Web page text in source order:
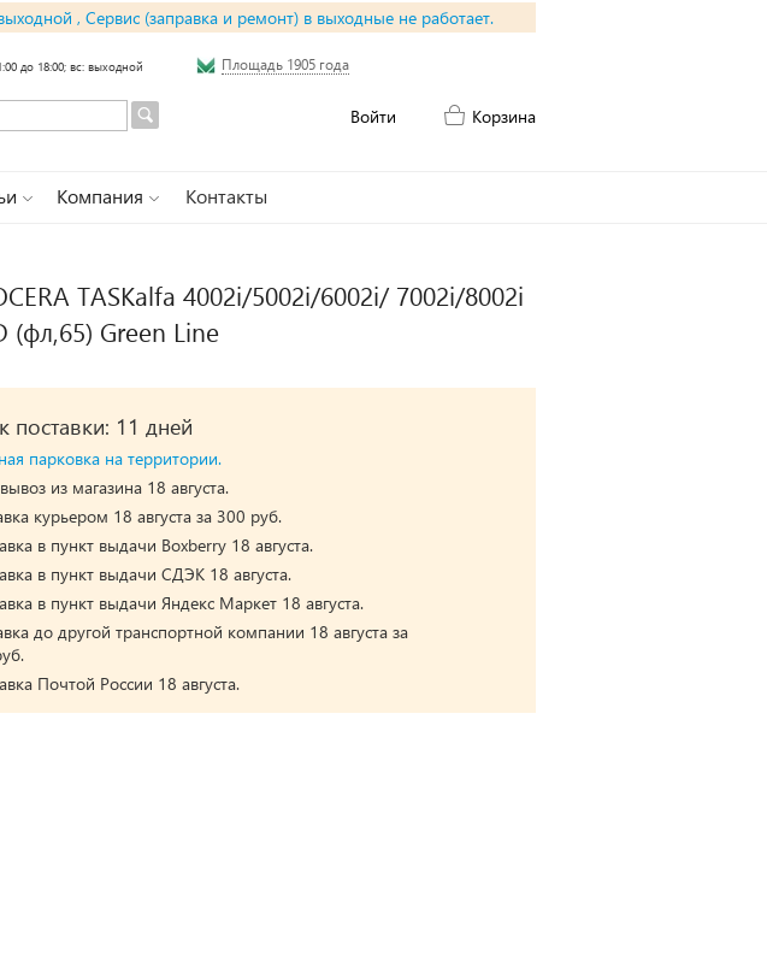
, Сервис (заправка и ремонт) в выходные не работает.
до 18:00; вс: выходной Площадь 1905 года
Войти Корзина
Компания Контакты
TASKalfa 4002i/5002i/6002i/ 7002i/8002i
(фл,65) Green Line
поставки: 11 дней
парковка на территории.
из магазина 18 августа.
курьером 18 августа за 300 руб.
в пункт выдачи Boxberry 18 августа.
в пункт выдачи СДЭК 18 августа.
в пункт выдачи Яндекс Маркет 18 августа.
до другой транспортной компании 18 августа за
Почтой России 18 августа.